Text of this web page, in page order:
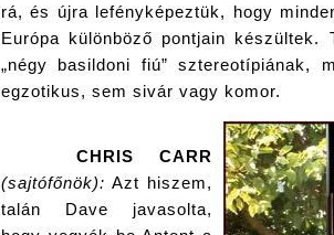
rá, és újra lefényképeztük, hogy
Európa különböző pontjain készültek.
„négy basildoni fiú” sztereotípiának,
egzotikus, sem sivár vagy komor.
CHRIS CARR
(sajtófőnök): Azt hiszem,
talán Dave javasolta,